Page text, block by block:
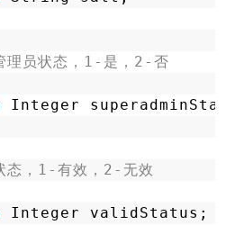
员状态，1-是，2-否
Integer
态，1-有效，2-无效
Integer validStatus;